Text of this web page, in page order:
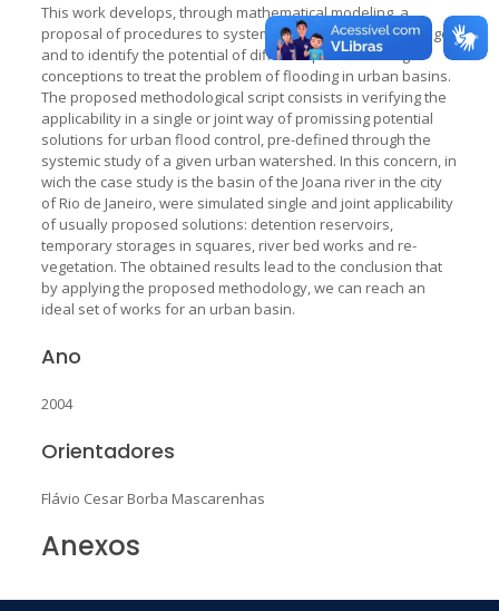
This work develops, through mathematical modeling, a
proposal of procedures to systemically treat urban drainage
and to identify the potential of different possible design
conceptions to treat the problem of flooding in urban basins.
The proposed methodological script consists in verifying the
applicability in a single or joint way of promissing potential
solutions for urban flood control, pre-defined through the
systemic study of a given urban watershed. In this concern, in
wich the case study is the basin of the Joana river in the city
of Rio de Janeiro, were simulated single and joint applicability
of usually proposed solutions: detention reservoirs,
temporary storages in squares, river bed works and re-
vegetation. The obtained results lead to the conclusion that
by applying the proposed methodology, we can reach an
ideal set of works for an urban basin.
Ano
2004
Orientadores
Flávio Cesar Borba Mascarenhas
Anexos